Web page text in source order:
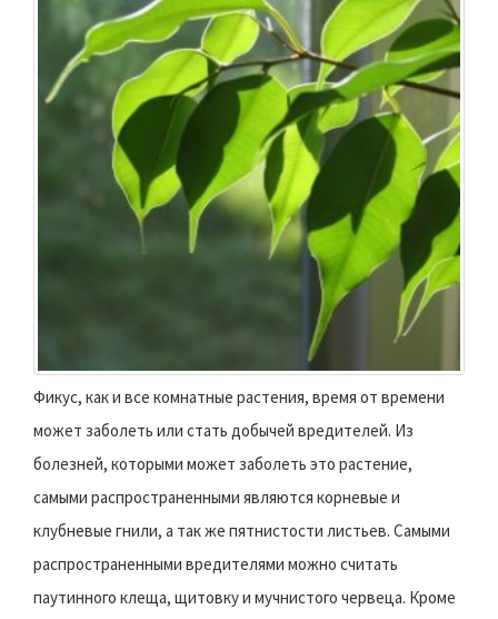
Фикус, как и все комнатные растения, время от времени
может заболеть или стать добычей вредителей. Из
болезней, которыми может заболеть это растение,
самыми распространенными являются корневые и
клубневые гнили, а так же пятнистости листьев. Самыми
распространенными вредителями можно считать
паутинного клеща, щитовку и мучнистого червеца. Кроме